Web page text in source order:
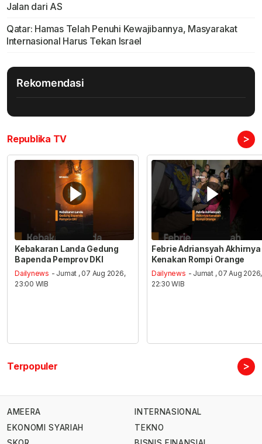
Jalan dari AS
Qatar: Hamas Telah Penuhi Kewajibannya, Masyarakat
Internasional Harus Tekan Israel
Rekomendasi
Republika TV >
Kebakaran Landa Gedung
Bapenda Pemprov DKI
Dailynews - Jumat , 07 Aug 2026,
23:00 WIB
Febrie Adriansyah Akhirnya
Kenakan Rompi Orange
Dailynews - Jumat , 07 Aug 2026,
22:30 WIB
Terpopuler >
AMEERA
EKONOMI SYARIAH
INTERNASIONAL
TEKNO